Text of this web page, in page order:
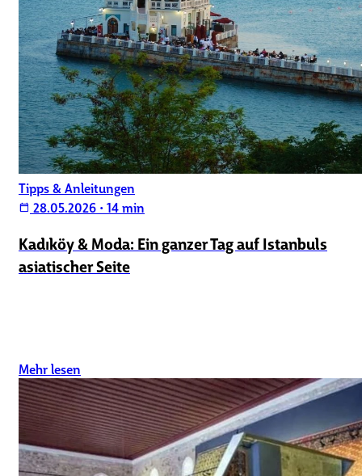
Tipps & Anleitungen
calendar_today 28.05.2026 • 14 min
Kadıköy & Moda: Ein ganzer Tag auf Istanbuls
asiatischer Seite
Mehr lesen